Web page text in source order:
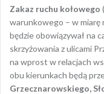
Zakaz ruchu kołowego
warunkowego – w miarę
będzie obowiązywał na
skrzyżowania z ulicami
na wprost w relacjach
obu kierunkach będą
Grzecznarowskiego,